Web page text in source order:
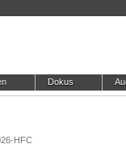
Dokus
HFC